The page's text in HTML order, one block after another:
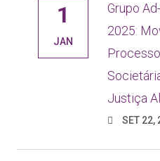
1
JAN
Grupo
2025:
Justiça
SET 22,